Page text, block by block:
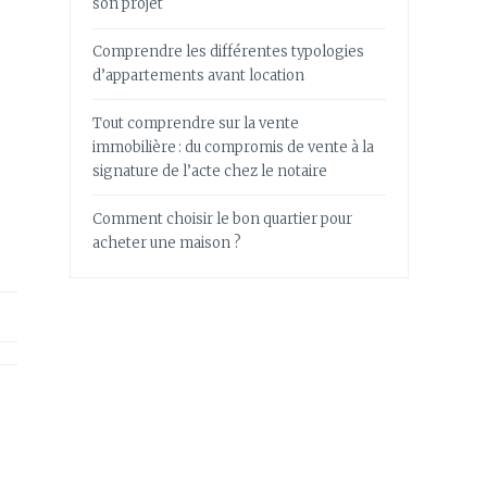
son projet
Comprendre les différentes typologies
d’appartements avant location
Tout comprendre sur la vente
immobilière : du compromis de vente à la
signature de l’acte chez le notaire
Comment choisir le bon quartier pour
acheter une maison ?